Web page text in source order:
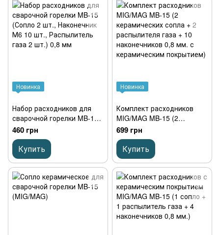
Новинка
Набор расходников для
сварочной горелки MB-15
(Сопло 2 шт., Наконечник
М6 10 шт., Распылитель
газа 2 шт.) 0,8 мм
460 грн
Купить
Новинка
Комплект расходников
MIG/MAG MB-15 (2
керамических сопла + 2
распылителя газа + 10
наконечников 0,8 мм. с
керамическим покрытием)
699 грн
Купить